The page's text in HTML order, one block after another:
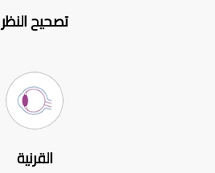
تصحيح النظر
القرنية